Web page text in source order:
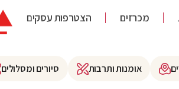
הצטרפות עסקים מכרזים
סיורים ומסלולים אומנות ותרבות